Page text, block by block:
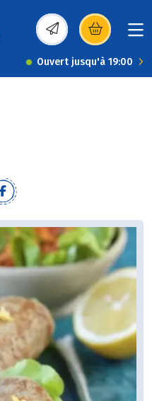
(s’ouvre dans une
Ouvert jusqu'à 19:00